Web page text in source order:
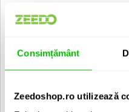
Consimțământ
Zeedoshop.ro utilizează
Caracteristici generale:
Imagine stereo detaliata
Cablu balansat intern